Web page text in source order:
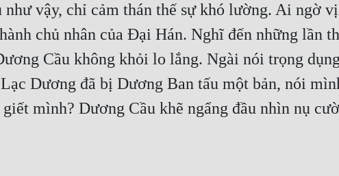
vậy, chỉ cảm thán thế sự khó lường. Ai ngờ
chủ nhân của Đại Hán. Nghĩ đến những lần
Cầu không khỏi lo lắng. Ngài nói trọng
Dương đã bị Dương Ban tấu một bản, nói
mình? Dương Cầu khẽ ngẩng đầu nhìn nụ